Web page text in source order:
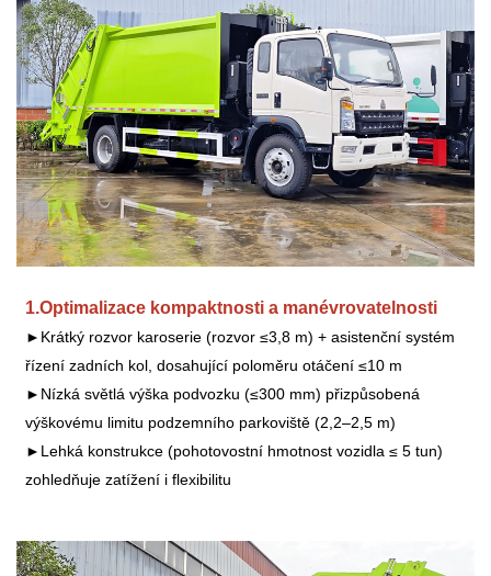
1.Optimalizace kompaktnosti a manévrovatelnosti
►Krátký rozvor karoserie (rozvor ≤3,8 m) + asistenční systém
řízení zadních kol, dosahující poloměru otáčení ≤10 m
►Nízká světlá výška podvozku (≤300 mm) přizpůsobená
výškovému limitu podzemního parkoviště (2,2–2,5 m)
►Lehká konstrukce (pohotovostní hmotnost vozidla ≤ 5 tun)
zohledňuje zatížení i flexibilitu